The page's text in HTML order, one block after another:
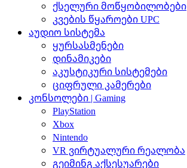
ქსელური მოწყობილობები
კვების წყაროები UPC
აუდიო სისტემა
ყურსასმენები
დინამიკები
აკუსტიკური სისტემები
ციფრული კამერები
კონსოლები | Gaming
PlayStation
Xbox
Nintendo
VR ვირტუალური რეალობა
გეიმინგ აქსესუარები